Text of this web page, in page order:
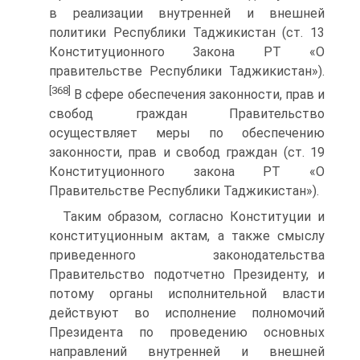
в реализации внутренней и внешней
политики Республики Таджикистан (ст. 13
Конституционного Закона РТ «О
правительстве Республики Таджикистан»).
[368] В сфере обеспечения законности, прав и
свобод граждан Правительство
осуществляет меры по обеспечению
законности, прав и свобод граждан (ст. 19
Конституционного закона РТ «О
Правительстве Республики Таджикистан»).
Таким образом, согласно Конституции и
конституционным актам, а также смыслу
приведенного законодательства
Правительство подотчетно Президенту, и
потому органы исполнительной власти
действуют во исполнение полномочий
Президента по проведению основных
направлений внутренней и внешней